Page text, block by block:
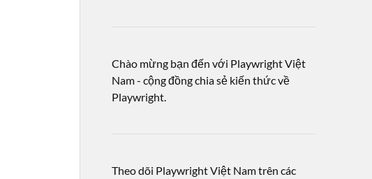
Chào mừng bạn đến với Playwright Việt
Nam - cộng đồng chia sẻ kiến thức về
Playwright.
Theo dõi Playwright Việt Nam trên các